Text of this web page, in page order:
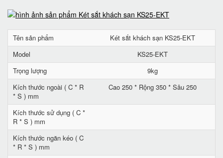
Tên sản phẩm
Két sắt khách sạn KS25-EKT
Model
KS25-EKT
Trọng lượng
9kg
Kích thước ngoài ( C * R
* S ) mm
Cao 250 * Rộng 350 * Sâu 250
Kích thước sử dụng ( C *
R * S ) mm
Kích thước ngăn kéo ( C
* R * S ) mm